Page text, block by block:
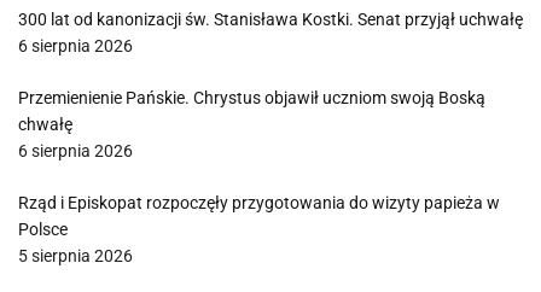
300 lat od kanonizacji św. Stanisława Kostki. Senat przyjął uchwałę
6 sierpnia 2026
Przemienienie Pańskie. Chrystus objawił uczniom swoją Boską
chwałę
6 sierpnia 2026
Rząd i Episkopat rozpoczęły przygotowania do wizyty papieża w
Polsce
5 sierpnia 2026